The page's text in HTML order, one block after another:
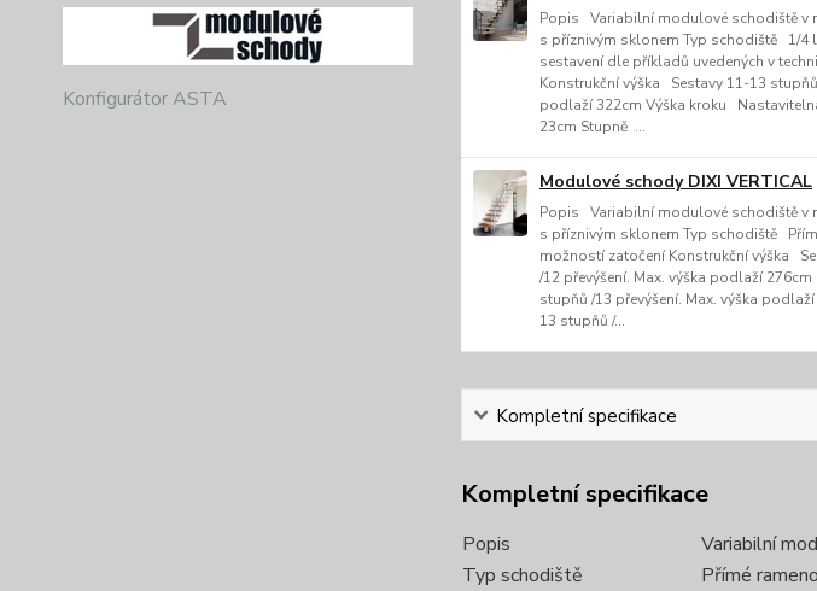
Konfigurátor ASTA
Popis Variabilní modulové schodiště v
s příznivým sklonem Typ schodiště 1/4
sestavení dle příkladů uvedených v
Konstrukční výška Sestavy 11-13
podlaží 322cm Výška kroku
23cm Stupně ...
Modulové schody DIXI VERTICAL
Popis Variabilní modulové schodiště v
s příznivým sklonem Typ schodiště
možností zatočení Konstrukční výška
/12 převýšení. Max. výška podlaží
stupňů /13 převýšení. Max. výška
13 stupňů /...
Kompletní specifikace
Kompletní specifikace
Popis
Variabilní
Typ schodiště
Přímé